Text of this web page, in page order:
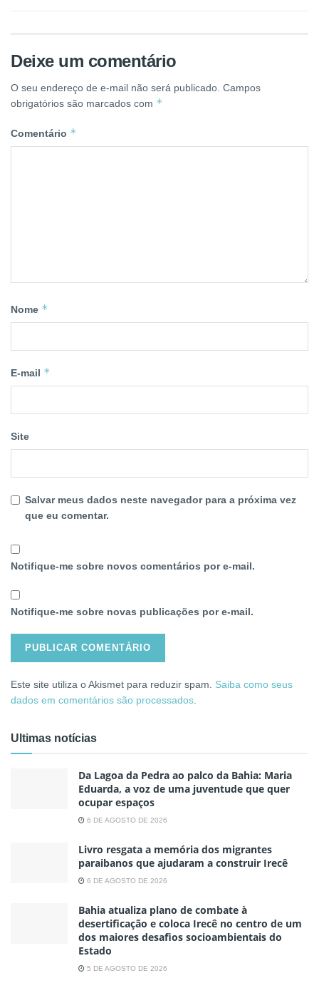
Deixe um comentário
O seu endereço de e-mail não será publicado. Campos
obrigatórios são marcados com *
Comentário *
Nome *
E-mail *
Site
Salvar meus dados neste navegador para a próxima vez
que eu comentar.
Notifique-me sobre novos comentários por e-mail.
Notifique-me sobre novas publicações por e-mail.
Este site utiliza o Akismet para reduzir spam. Saiba como seus
dados em comentários são processados
Ultimas notícias
Da Lagoa da Pedra ao palco da Bahia: Maria
Eduarda, a voz de uma juventude que quer
ocupar espaços
6 DE AGOSTO DE 2026
Livro resgata a memória dos migrantes
paraibanos que ajudaram a construir Irecê
6 DE AGOSTO DE 2026
Bahia atualiza plano de combate à
desertificação e coloca Irecê no centro de um
dos maiores desafios socioambientais do
Estado
5 DE AGOSTO DE 2026